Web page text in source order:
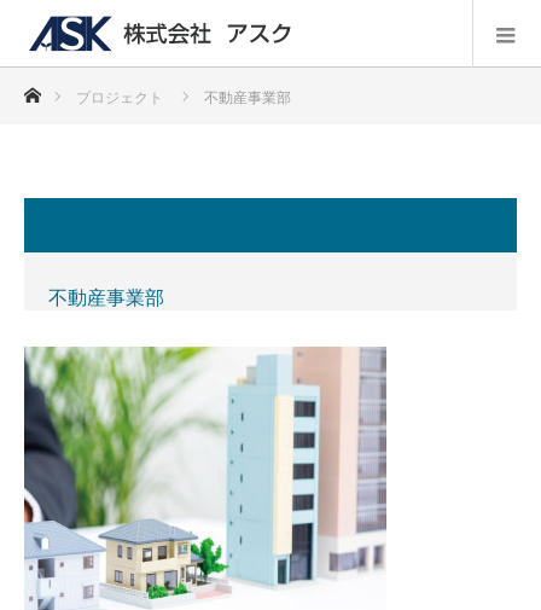
ホームプロジェクト 不動産事業部
不動産事業部